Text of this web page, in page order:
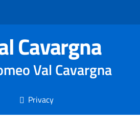
Cavargna
Val Cavargna
Privacy